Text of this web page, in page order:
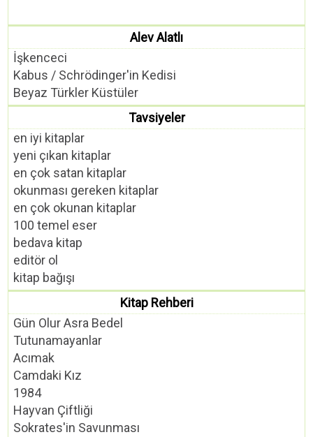
Alev Alatlı
İşkenceci
Kabus / Schrödinger'in Kedisi
Beyaz Türkler Küstüler
Tavsiyeler
en iyi kitaplar
yeni çıkan kitaplar
en çok satan kitaplar
okunması gereken kitaplar
en çok okunan kitaplar
100 temel eser
bedava kitap
editör ol
kitap bağışı
Kitap Rehberi
Gün Olur Asra Bedel
Tutunamayanlar
Acımak
Camdaki Kız
1984
Hayvan Çiftliği
Sokrates'in Savunması